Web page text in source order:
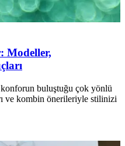
Modeller,
buluştuğu çok yönlü
ve kombin önerileriyle stilinizi